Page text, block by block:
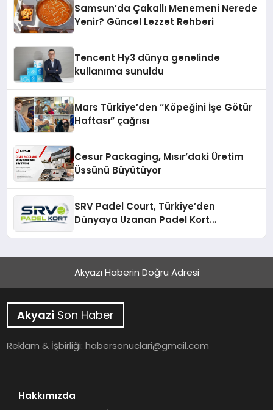
Samsun’da Çakallı Menemeni Nerede
Yenir? Güncel Lezzet Rehberi
Tencent Hy3 dünya genelinde
kullanıma sunuldu
Mars Türkiye’den “Köpeğini İşe Götür
Haftası” çağrısı
Cesur Packaging, Mısır’daki Üretim
Üssünü Büyütüyor
SRV Padel Court, Türkiye’den
Dünyaya Uzanan Padel Kort
Akyazı Haberin Doğru Adresi
Akyazi Son Haber
Reklam & İşbirliği:habersonuclari@gmail.com
Hakkımızda